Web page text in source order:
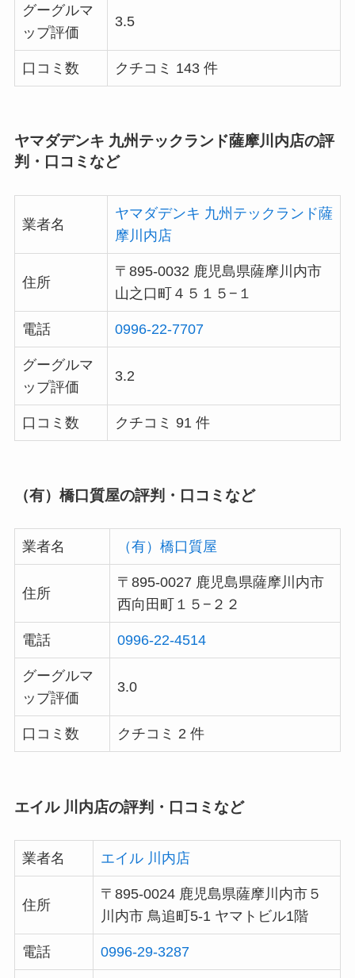
グーグルマ
ップ評価
3.5
口コミ数 クチコミ 143 件
ヤマダデンキ 九州テックランド薩摩川内店の評
判・口コミなど
業者名
ヤマダデンキ 九州テックランド薩
摩川内店
住所
〒895-0032 鹿児島県薩摩川内市
山之口町４５１５−１
電話 0996-22-7707
グーグルマ
ップ評価
3.2
口コミ数 クチコミ 91 件
（有）橋口質屋の評判・口コミなど
業者名 （有）橋口質屋
住所
〒895-0027 鹿児島県薩摩川内市
西向田町１５−２２
電話 0996-22-4514
グーグルマ
ップ評価
3.0
口コミ数 クチコミ 2 件
エイル 川内店の評判・口コミなど
業者名 エイル 川内店
住所
〒895-0024 鹿児島県薩摩川内市５
川内市 鳥追町5-1 ヤマトビル1階
電話 0996-29-3287